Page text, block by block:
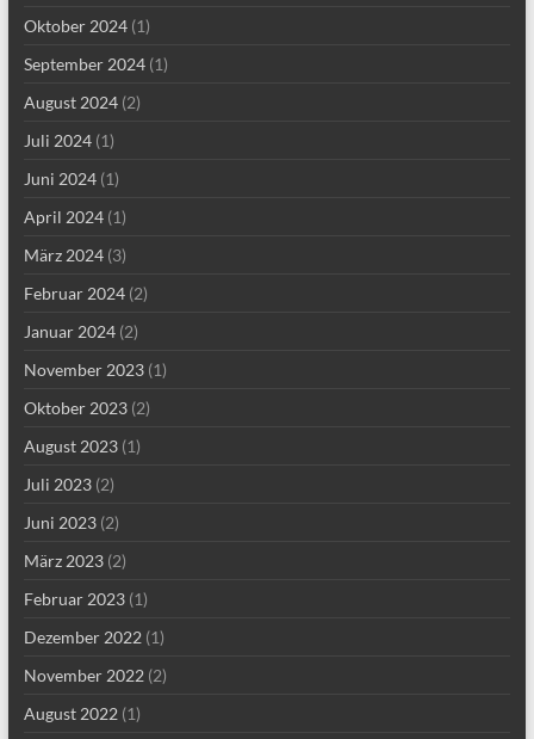
Oktober 2024(1)
September 2024(1)
August 2024(2)
Juli 2024(1)
Juni 2024(1)
April 2024(1)
März 2024(3)
Februar 2024(2)
Januar 2024(2)
November 2023(1)
Oktober 2023(2)
August 2023(1)
Juli 2023(2)
Juni 2023(2)
März 2023(2)
Februar 2023(1)
Dezember 2022(1)
November 2022(2)
August 2022(1)